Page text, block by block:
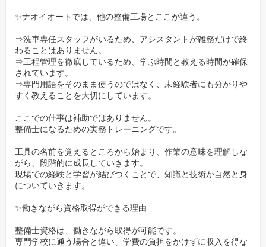
・中古車の商品化
未経験者が自分の適性を見つけやすく、
将来どの分野で活躍したいかを選べるのは、総合力のある会社な
らではのメリット。
✨【一人にしない、させない】安心のメンター制度
と、温かいチームワーク。
入社後は、経験豊富な先輩がマンツーマンであなたを指導する
「メンター制度」があるので、実務未経験でも安心です。
「こんなこと聞いたら怒られるかな…」なんて心配は一切不要。
私たちの文化です。
✨安定した経営基盤で将来も安心
✨ナオイオートでは、他の整備工場とここが違う。
⇒洗車専任スタッフがいるため、アシスタントが雑務だけで終
わることはありません。
⇒工程管理を徹底しているため、学ぶ時間と教える時間が確保
されています。
⇒専門用語をそのまま使うのではなく、未経験者にも分かりや
すく教えることを大切にしています。
ここでの仕事は補助ではありません。
整備士になるための実務トレーニングです。
工具の名前を覚えるところから始まり、作業の意味を理解しな
がら、段階的に成長していきます。
現場での経験と学習が結びつくことで、知識と技術が自然と身
についていきます。
✨働きながら資格取得ができる理由
整備士資格は、働きながら取得が可能です。
専門学校に通う場合と違い、学費の負担をかけずに収入を得な